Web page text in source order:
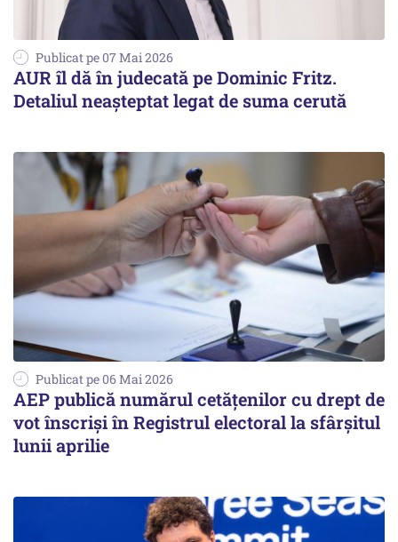
Publicat pe 07 Mai 2026
AUR îl dă în judecată pe Dominic Fritz.
Detaliul neașteptat legat de suma cerută
Publicat pe 06 Mai 2026
AEP publică numărul cetățenilor cu drept de
vot înscriși în Registrul electoral la sfârșitul
lunii aprilie